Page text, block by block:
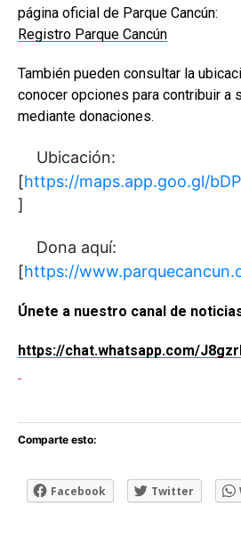
página oficial de Parque Cancún:
Registro Parque Cancún
También pueden consultar la
conocer opciones para contribuir a
mediante donaciones.
Ubicación:
[https://maps.app.goo.gl/
]
Dona aquí:
[https://
Únete a nuestro canal de
https://chat.whatsapp.com/
Comparte esto:
Facebook Twitter